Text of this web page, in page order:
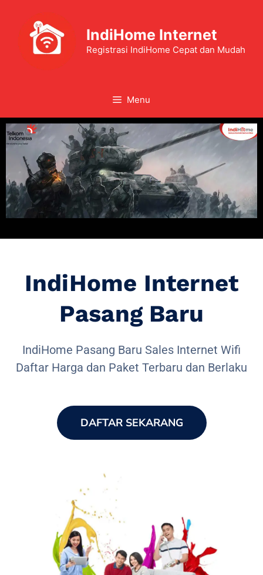
IndiHome Internet
Registrasi IndiHome Cepat dan Mudah
Menu
IndiHome Internet
Pasang Baru
IndiHome Pasang Baru Sales Internet Wifi
Daftar Harga dan Paket Terbaru dan Berlaku
DAFTAR SEKARANG